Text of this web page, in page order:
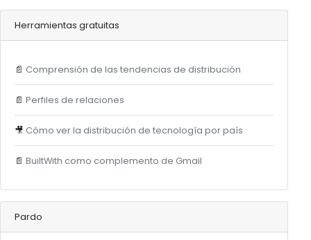
Herramientas gratuitas
📄 Comprensión de las tendencias de distribución
📄 Perfiles de relaciones
🎥 Cómo ver la distribución de tecnología por país
📄 BuiltWith como complemento de Gmail
Pardo